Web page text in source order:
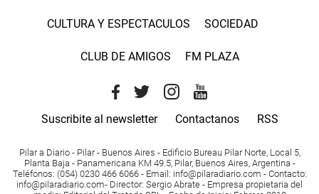
CULTURA Y ESPECTACULOS SOCIEDAD
CLUB DE AMIGOS FM PLAZA
Suscribite al newsletter Contactanos RSS
Pilar a Diario - Pilar - Buenos Aires - Edificio Bureau Pilar Norte, Local 5,
Planta Baja - Panamericana KM 49.5, Pilar, Buenos Aires, Argentina -
Teléfonos: (054) 0230 466 6066 - Email : info@pilaradiario.com - Contacto:
info@pilaradiario.com- Director: Sergio Abrate - Empresa propietaria del